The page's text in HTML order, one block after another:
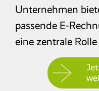
E-Rechnung
Faktura
Unternehmen
passende E-
eine zentrale